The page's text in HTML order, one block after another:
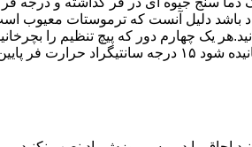
که دماسنج نشان می دهد با آنچه که فر را تنظیم کرده اید بیش از ۴۰ درجه
می کند.(اگر پیچ تنظیم را در جهت زیاد بچرخانید ۱۵ درجه سانتی گراد حرارت فر